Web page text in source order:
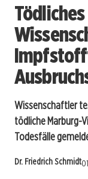
Wissenschaftler
tödliche Marburg-
Todesfälle
Dr. Friedrich Schmidt